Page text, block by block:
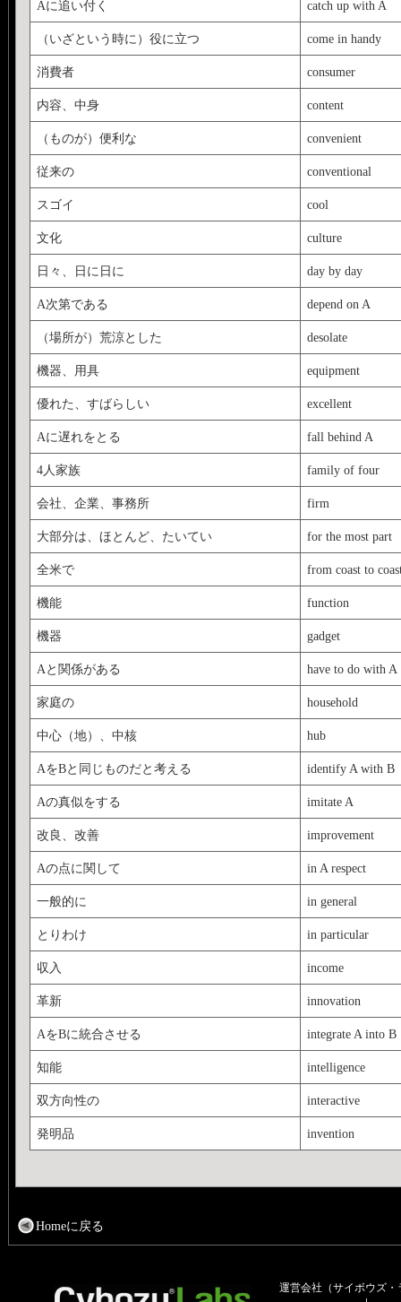
Aに追い付く catch up with A
（いざという時に）役に立つ come in handy
消費者 consumer
内容、中身 content
（ものが）便利な convenient
従来の conventional
スゴイ cool
文化 culture
日々、日に日に day by day
A次第である depend on A
（場所が）荒涼とした desolate
機器、用具 equipment
優れた、すばらしい excellent
Aに遅れをとる fall behind A
4人家族 family of four
会社、企業、事務所 firm
大部分は、ほとんど、たいてい for the most part
全米で from coast to
機能 function
機器 gadget
Aと関係がある have to do with A
家庭の household
中心（地）、中核 hub
AをBと同じものだと考える identify A with B
Aの真似をする imitate A
改良、改善 improvement
Aの点に関して in A respect
一般的に in general
とりわけ in particular
収入 income
革新 innovation
AをBに統合させる integrate A into B
知能 intelligence
双方向性の interactive
発明品 invention
Homeに戻る
運営会社（サイボウズ・